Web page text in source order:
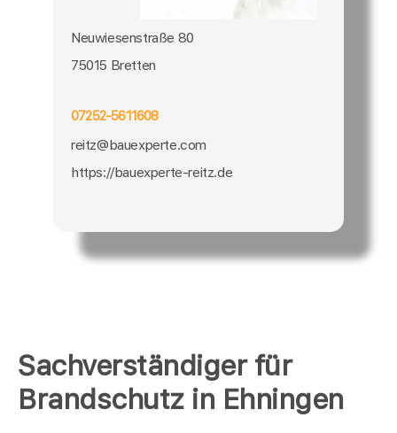
Sachverständiger für
Brandschutz in Ehningen
Neuwiesenstraße 80
75015 Bretten
07252-5611608
reitz@bauexperte.com
https://bauexperte-reitz.de